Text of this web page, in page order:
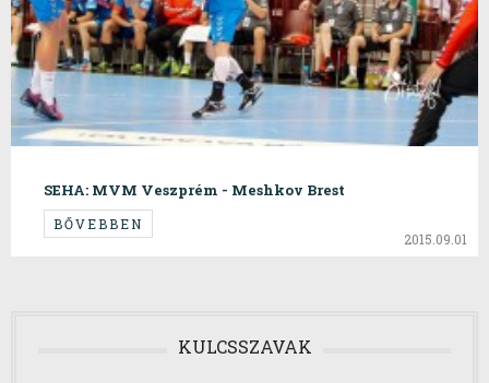
SEHA: MVM Veszprém - Meshkov Brest
BŐVEBBEN
2015.09.01
KULCSSZAVAK